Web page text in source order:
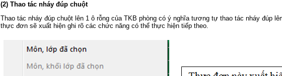
(2) Thao tác nháy đúp chuột
Thao tác nháy đúp chuột lên 1 ô rỗng của TKB phòng có ý nghĩa tương tự thao tác nháy đúp
thực đơn sẽ xuất hiện ghi rõ các chức năng có thể thực hiện tiếp theo.